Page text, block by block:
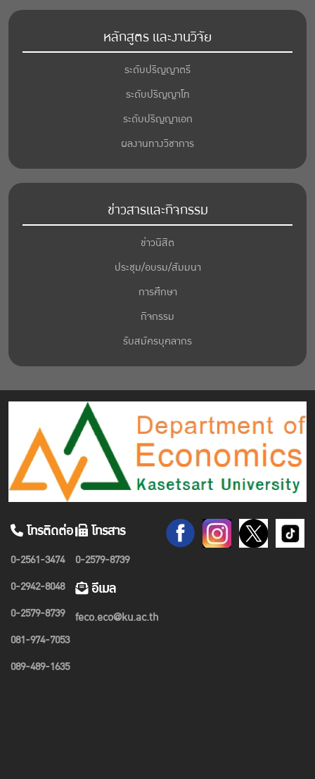
หลักสูตร และงานวิจัย
ระดับปริญญาตรี
ระดับปริญญาโท
ระดับปริญญาเอก
ผลงานทางวิชาการ
ข่าวสารและกิจกรรม
ข่าวนิสิต
ประชุม/อบรม/สัมมนา
การศึกษา
กิจกรรม
รับสมัครบุคลากร
โทรติดต่อ
0-2561-3474
0-2942-8048
0-2579-8739
081-974-7053
089-489-1635
โทรสาร
0-2579-8739
อีเมล
feco.eco@ku.ac.th